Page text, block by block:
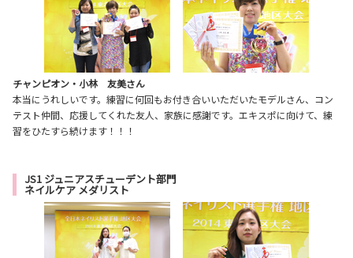
チャンピオン・小林 友美さん
本当にうれしいです。練習に何回もお付き合いいただいたモデルさん、コン
テスト仲間、応援してくれた友人、家族に感謝です。エキスポに向けて、練
習をひたすら続けます！！！
JS1 ジュニアスチューデント部門
ネイルケア メダリスト